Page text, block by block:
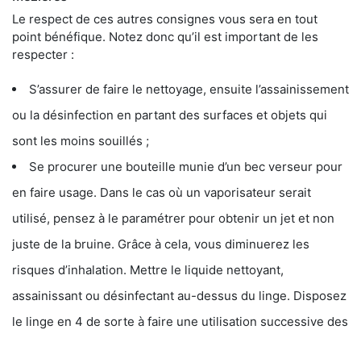
Le respect de ces autres consignes vous sera en tout
point bénéfique. Notez donc qu’il est important de les
respecter :
S’assurer de faire le nettoyage, ensuite l’assainissement
ou la désinfection en partant des surfaces et objets qui
sont les moins souillés ;
Se procurer une bouteille munie d’un bec verseur pour
en faire usage. Dans le cas où un vaporisateur serait
utilisé, pensez à le paramétrer pour obtenir un jet et non
juste de la bruine. Grâce à cela, vous diminuerez les
risques d’inhalation. Mettre le liquide nettoyant,
assainissant ou désinfectant au-dessus du linge. Disposez
le linge en 4 de sorte à faire une utilisation successive des